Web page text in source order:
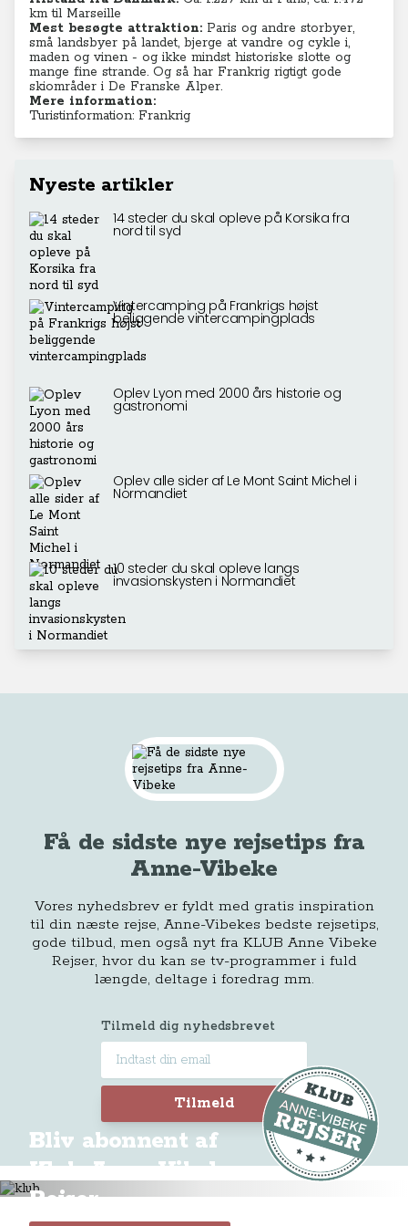
km til Marseille
Mest besøgte attraktion: Paris og andre storbyer,
små landsbyer på landet, bjerge at vandre og cykle i,
maden og vinen - og ikke mindst historiske slotte og
mange fine strande. Og så har Frankrig rigtigt gode
skiområder i De Franske Alper.
Mere information:
Turistinformation: Frankrig
Nyeste artikler
14 steder du skal opleve på Korsika fra
nord til syd
Vintercamping på Frankrigs højst
beliggende vintercampingplads
Oplev Lyon med 2000 års historie og
gastronomi
Oplev alle sider af Le Mont Saint Michel i
Normandiet
10 steder du skal opleve langs
invasionskysten i Normandiet
Få de sidste nye rejsetips fra
Anne-Vibeke
Vores nyhedsbrev er fyldt med gratis inspiration
til din næste rejse, Anne-Vibekes bedste rejsetips,
gode tilbud, men også nyt fra KLUB Anne Vibeke
Rejser, hvor du kan se tv-programmer i fuld
længde, deltage i foredrag mm.
Tilmeld dig nyhedsbrevet
Tilmeld
Bliv abonnent af
Klub Anne-Vibeke
Rejser